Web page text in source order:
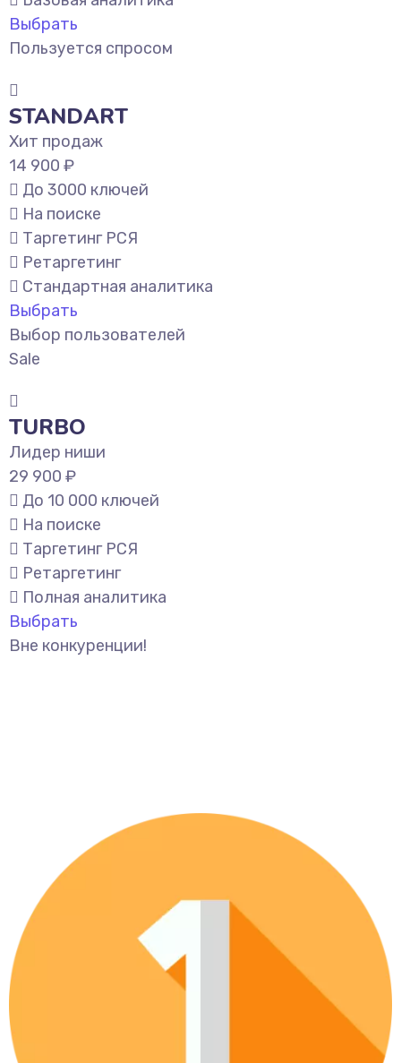
Выбрать
Пользуется спросом
STANDART
Хит продаж
14 900 ₽
До 3000 ключей
На поиске
Таргетинг РСЯ
Ретаргетинг
Стандартная аналитика
Выбрать
Выбор пользователей
Sale
TURBO
Лидер ниши
29 900 ₽
До 10 000 ключей
На поиске
Таргетинг РСЯ
Ретаргетинг
Полная аналитика
Выбрать
Вне конкуренции!